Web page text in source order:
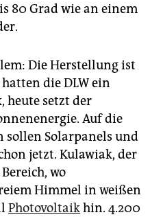
80 Grad wie an einem
Die Herstellung ist
die DLW ein
heute setzt der
Auf die
sollen Solarpanels und
jetzt. Kulawiak, der
wo
Himmel in weißen
Photovoltaikhin. 4.200